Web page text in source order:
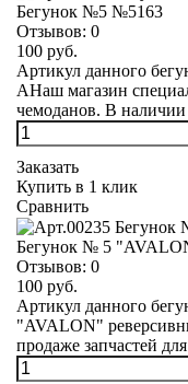
Бегунок №5 №5163
Отзывов: 0
100 руб.
Артикул данного
АНаш магазин
чемоданов. В наличии
Заказать
Купить в 1 клик
Сравнить
Бегунок № 5
Отзывов: 0
100 руб.
Артикул данного
"AVALON"
продаже запчастей